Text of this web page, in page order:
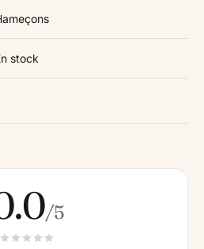
stock
/5